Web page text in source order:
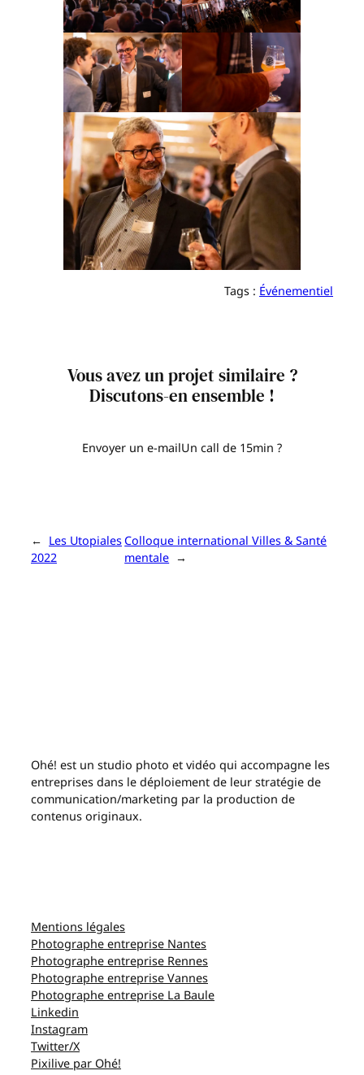
Tags : Événementiel
Vous avez un projet similaire ?
Discutons-en ensemble !
Envoyer un e-mailUn call de 15min ?
← Les Utopiales
2022
Colloque international Villes & Santé
mentale →
Ohé! est un studio photo et vidéo qui accompagne les
entreprises dans le déploiement de leur stratégie de
communication/marketing par la production de
contenus originaux.
Mentions légales
Photographe entreprise Nantes
Photographe entreprise Rennes
Photographe entreprise Vannes
Photographe entreprise La Baule
Linkedin
Instagram
Twitter/X
Pixilive par Ohé!